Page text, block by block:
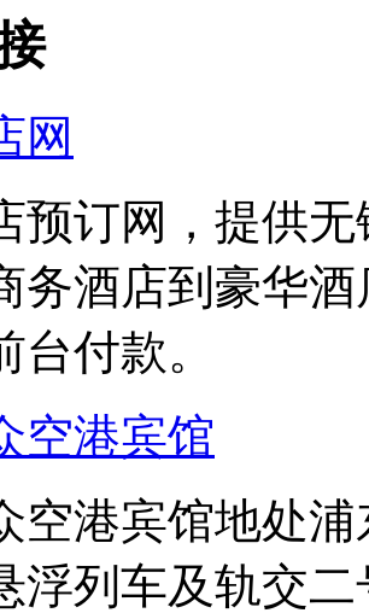
网
预订网，提供
务酒店到豪华
台付款。
空港宾馆
空港宾馆地处
浮列车及轨交